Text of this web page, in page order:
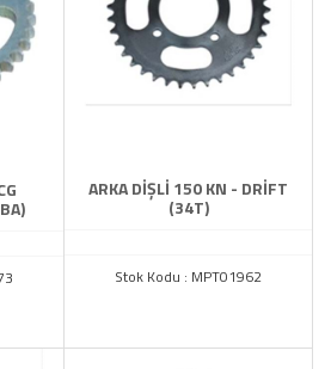
ARKA DİŞLİ 150 KN - DRİFT
(34T)
Stok Kodu : MPT01962